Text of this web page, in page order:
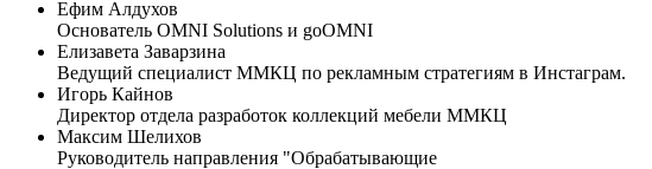
Ефим Алдухов
Основатель OMNI Solutions и goOMNI
Елизавета Заварзина
Ведущий специалист ММКЦ по рекламным стратегиям в Инстаграм.
Игорь Кайнов
Директор отдела разработок коллекций мебели ММКЦ
Максим Шелихов
Руководитель направления "Обрабатывающие